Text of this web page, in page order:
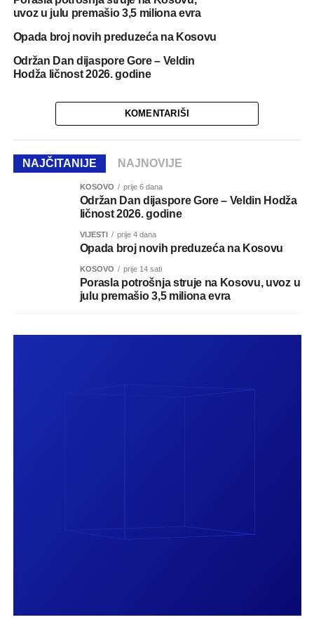
uvoz u julu premašio 3,5 miliona evra
Opada broj novih preduzeća na Kosovu
Održan Dan dijaspore Gore – Veldin
Hodža ličnost 2026. godine
KOMENTARIŠI
NAJČITANIJE NAJNOVIJE
KOSOVO prije 6 dana
Održan Dan dijaspore Gore – Veldin Hodža
ličnost 2026. godine
VIJESTI prije 4 dana
Opada broj novih preduzeća na Kosovu
KOSOVO prije 14 sati
Porasla potrošnja struje na Kosovu, uvoz u
julu premašio 3,5 miliona evra